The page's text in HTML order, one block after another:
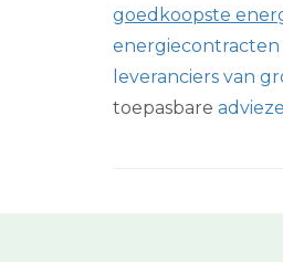
goedkoopste
leveranciers van
toepasbare